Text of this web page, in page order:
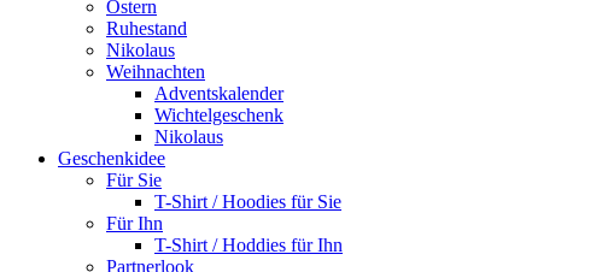
Ostern
Ruhestand
Nikolaus
Weihnachten
Adventskalender
Wichtelgeschenk
Nikolaus
Geschenkidee
Für Sie
T-Shirt / Hoodies für Sie
Für Ihn
T-Shirt / Hoddies für Ihn
Partnerlook